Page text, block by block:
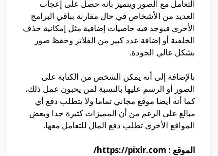
التعامل مع الصور ويتميز بأنه حصل على إعجاب
العديد من الأشخاص في حال مقارنة بباقي البرامج
الأخرى فيوجد فيه خاصيات إضافية مثل إمكانية حذف
الخلفية أو إضافة عدد كبير من الفلاتر وحفظ صور
بشكل عالي الجودة.
بالإضافة إلى أنه يمكن الشخص من الكتابة على
الصور أو الرسم عليها بالنسبة لمن يحبون عمل ذلك،
كما أنه أيضا موقع مجاني تماما ولا يتطلب دفع أي
مبالغ على الرغم من أن المميزات كثيرة جدا وبعض
المواقع الأخرى تطلب دفع المال للتعامل معها.
الموقع : https://pixlr.com/